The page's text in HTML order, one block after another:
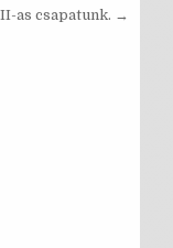
as csapatunk. →